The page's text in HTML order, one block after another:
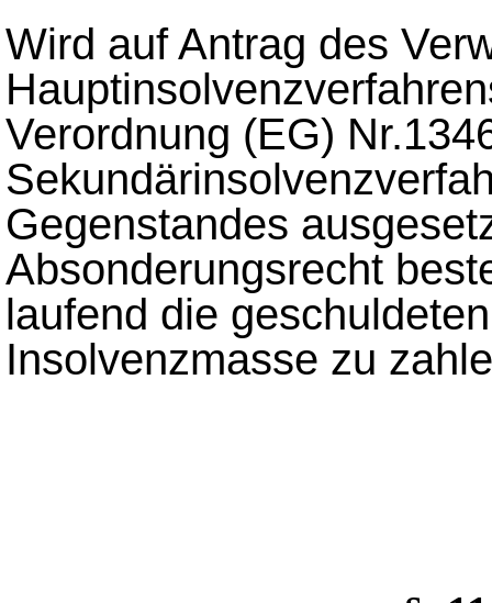
Wird auf Antrag des
Verordnung (EG)
Gegenstandes
Absonderungsrecht
laufend die
Insolvenzmasse zu